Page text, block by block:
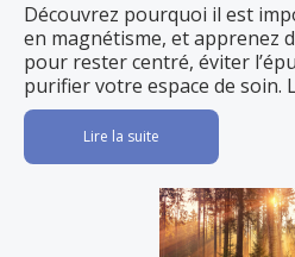
Découvrez pourquoi il est
en magnétisme, et apprenez
pour rester centré, éviter
purifier votre espace de soin.
Lire la suite